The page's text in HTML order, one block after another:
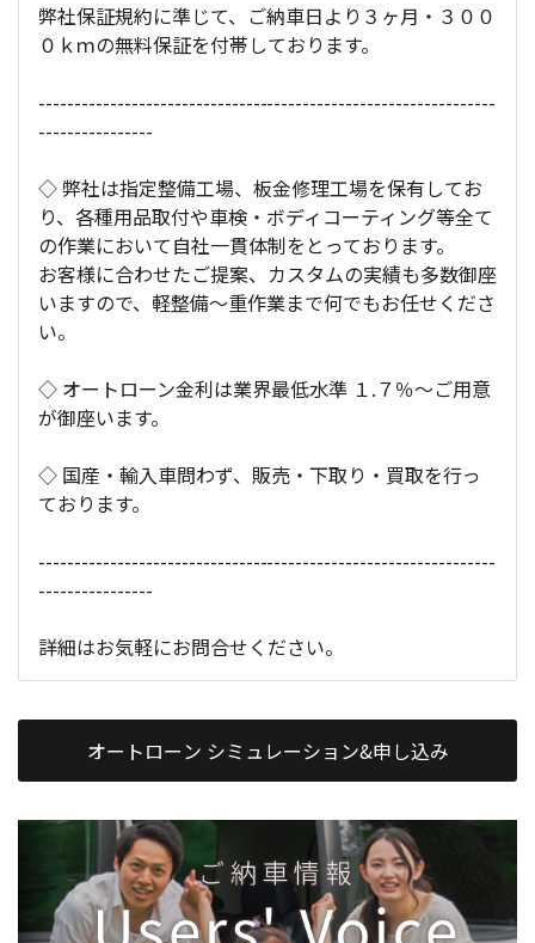
弊社保証規約に準じて、ご納車日より３ヶ月・３００
０ｋｍの無料保証を付帯しております。
----------------------------------------------------------------
----------------
◇ 弊社は指定整備工場、板金修理工場を保有してお
り、各種用品取付や車検・ボディコーティング等全て
の作業において自社一貫体制をとっております。
お客様に合わせたご提案、カスタムの実績も多数御座
いますので、軽整備～重作業まで何でもお任せくださ
い。
◇ オートローン金利は業界最低水準 １.７％～ご用意
が御座います。
◇ 国産・輸入車問わず、販売・下取り・買取を行っ
ております。
----------------------------------------------------------------
----------------
詳細はお気軽にお問合せください。
オートローン シミュレーション&申し込み